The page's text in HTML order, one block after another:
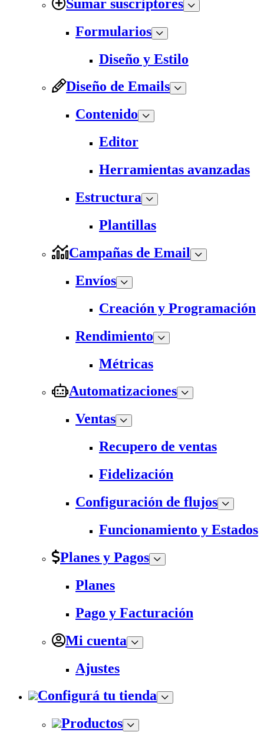
Sumar suscriptores
Formularios
Diseño y Estilo
Diseño de Emails
Contenido
Editor
Herramientas avanzadas
Estructura
Plantillas
Campañas de Email
Envíos
Creación y Programación
Rendimiento
Métricas
Automatizaciones
Ventas
Recupero de ventas
Fidelización
Configuración de flujos
Funcionamiento y Estados
Planes y Pagos
Planes
Pago y Facturación
Mi cuenta
Ajustes
Configurá tu tienda
Productos